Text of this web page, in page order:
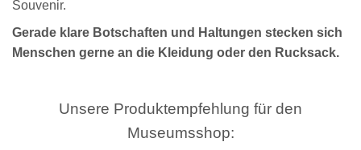
Souvenir.
Gerade klare Botschaften und Haltungen stecken sich
Menschen gerne an die Kleidung oder den Rucksack.
Unsere Produktempfehlung für den
Museumsshop: